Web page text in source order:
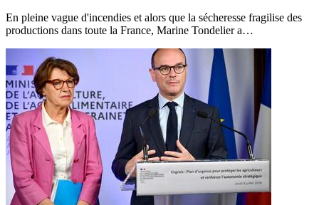
En pleine vague d'incendies et alors que la sécheresse fragilise des
productions dans toute la France, Marine Tondelier a…